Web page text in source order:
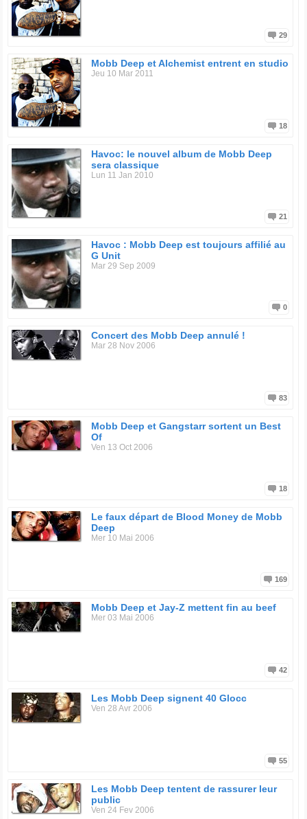
29
Mobb Deep et Alchemist entrent en studio
Jeu 10 Mar 2011
18
Havoc: le nouvel album de Mobb Deep
sera classique
Lun 11 Jan 2010
21
Havoc : Mobb Deep est toujours affilié au
G Unit
Mar 29 Sep 2009
0
Concert des Mobb Deep annulé !
Mar 28 Nov 2006
83
Mobb Deep et Gangstarr sortent un Best
Of
Ven 13 Oct 2006
18
Le faux départ de Blood Money de Mobb
Deep
Mer 10 Mai 2006
169
Mobb Deep et Jay-Z mettent fin au beef
Mer 03 Mai 2006
42
Les Mobb Deep signent 40 Glocc
Ven 28 Avr 2006
55
Les Mobb Deep tentent de rassurer leur
public
Ven 24 Fev 2006